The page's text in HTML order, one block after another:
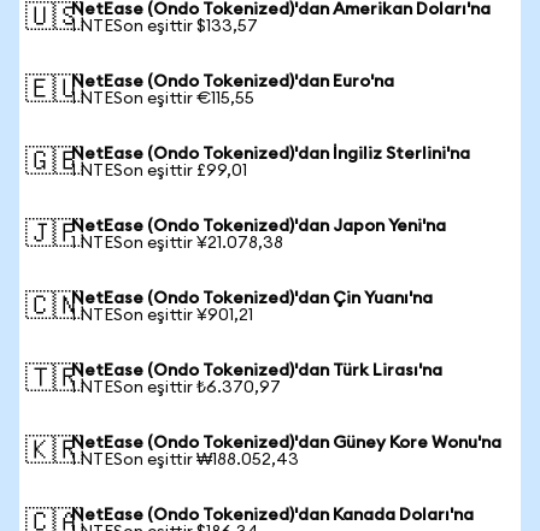
🇺🇸NetEase (Ondo Tokenized)'dan Amerikan Doları'na
1 NTESon eşittir $133,57
🇪🇺NetEase (Ondo Tokenized)'dan Euro'na
1 NTESon eşittir €115,55
🇬🇧NetEase (Ondo Tokenized)'dan İngiliz Sterlini'na
1 NTESon eşittir £99,01
🇯🇵NetEase (Ondo Tokenized)'dan Japon Yeni'na
1 NTESon eşittir ¥21.078,38
🇨🇳NetEase (Ondo Tokenized)'dan Çin Yuanı'na
1 NTESon eşittir ¥901,21
🇹🇷NetEase (Ondo Tokenized)'dan Türk Lirası'na
1 NTESon eşittir ₺6.370,97
🇰🇷NetEase (Ondo Tokenized)'dan Güney Kore Wonu'na
1 NTESon eşittir ₩188.052,43
🇨🇦NetEase (Ondo Tokenized)'dan Kanada Doları'na